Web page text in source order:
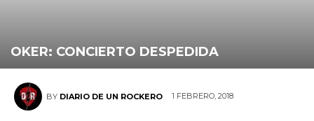
OKER: CONCIERTO DESPEDIDA
BY DIARIO DE UN ROCKERO 1 FEBRERO, 2018